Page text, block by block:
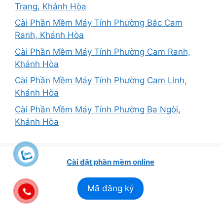
Trang, Khánh Hòa
Cài Phần Mềm Máy Tính Phường Bắc Cam
Ranh, Khánh Hòa
Cài Phần Mềm Máy Tính Phường Cam Ranh,
Khánh Hòa
Cài Phần Mềm Máy Tính Phường Cam Linh,
Khánh Hòa
Cài Phần Mềm Máy Tính Phường Ba Ngòi,
Khánh Hòa
Cài đặt phần mềm online
Mã đăng ký